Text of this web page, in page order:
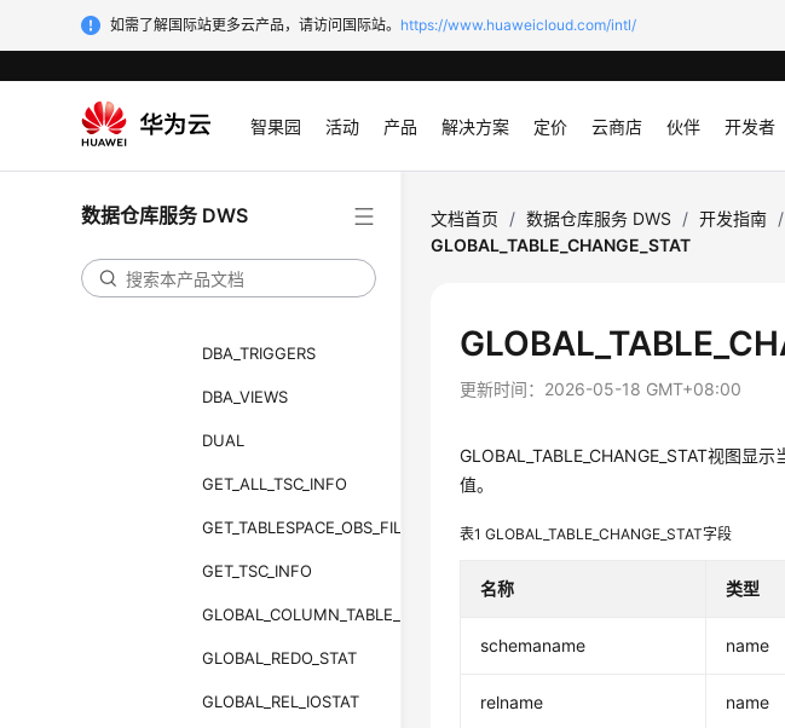
如需了解国际站更多云产品，请访问国际站。 https://www.huaweicloud.com/intl/
智果园 活动 产品 解决方案 定价 云商店 伙伴 开发者
数据仓库服务 DWS
DBA_SOURCE
DBA_TAB_COLUMNS
DBA_TAB_PARTITIONS
DBA_TABLES
DBA_TRIGGERS
DBA_VIEWS
DUAL
GET_ALL_TSC_INFO
GET_TABLESPACE_OBS_FILE
GET_TSC_INFO
GLOBAL_COLUMN_TABLE_IO_STAT
GLOBAL_REDO_STAT
GLOBAL_REL_IOSTAT
文档首页 / 数据仓库服务 DWS / 开发指南 /
GLOBAL_TABLE_CHANGE_STAT
更新时间： 2026-05-18 GMT+08:00
GLOBAL_TABLE_CHANGE_STAT视图显
值。
表1GLOBAL_TABLE_CHANGE_STAT字段
名称 类型
schemaname name
relname name